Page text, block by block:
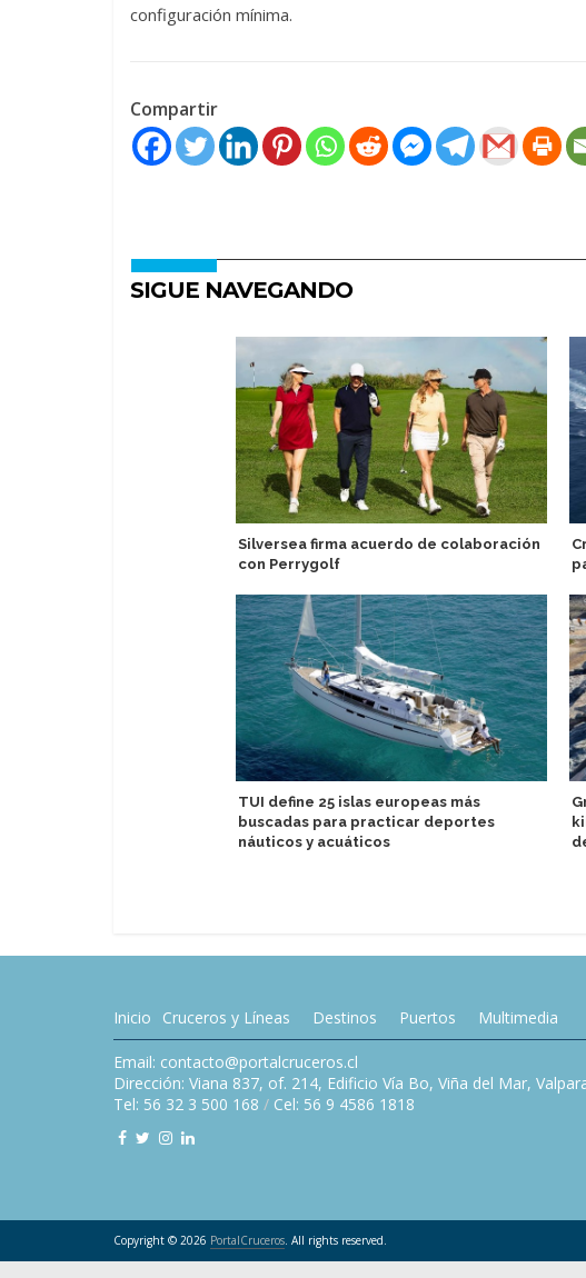
configuración mínima.
Compartir
SIGUE NAVEGANDO
Silversea firma acuerdo de colaboración
con Perrygolf
TUI define 25 islas europeas más
buscadas para practicar deportes
náuticos y acuáticos
Inicio Cruceros y Líneas Destinos Puertos Multimedia
Email: contacto@portalcruceros.cl
Dirección: Viana 837, of. 214, Edificio Vía Bo, Viña del Mar,
Tel: 56 32 3 500 168 / Cel: 56 9 4586 1818
Copyright © 2026 PortalCruceros. All rights reserved.